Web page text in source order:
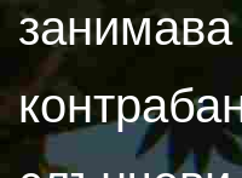
занимава